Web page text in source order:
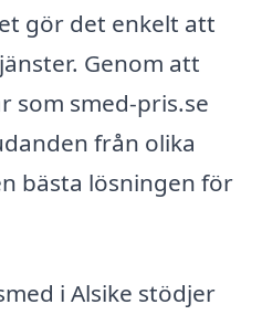
gör det enkelt att
Genom att
som smed-pris.se
från olika
bästa lösningen för
i Alsike stödjer